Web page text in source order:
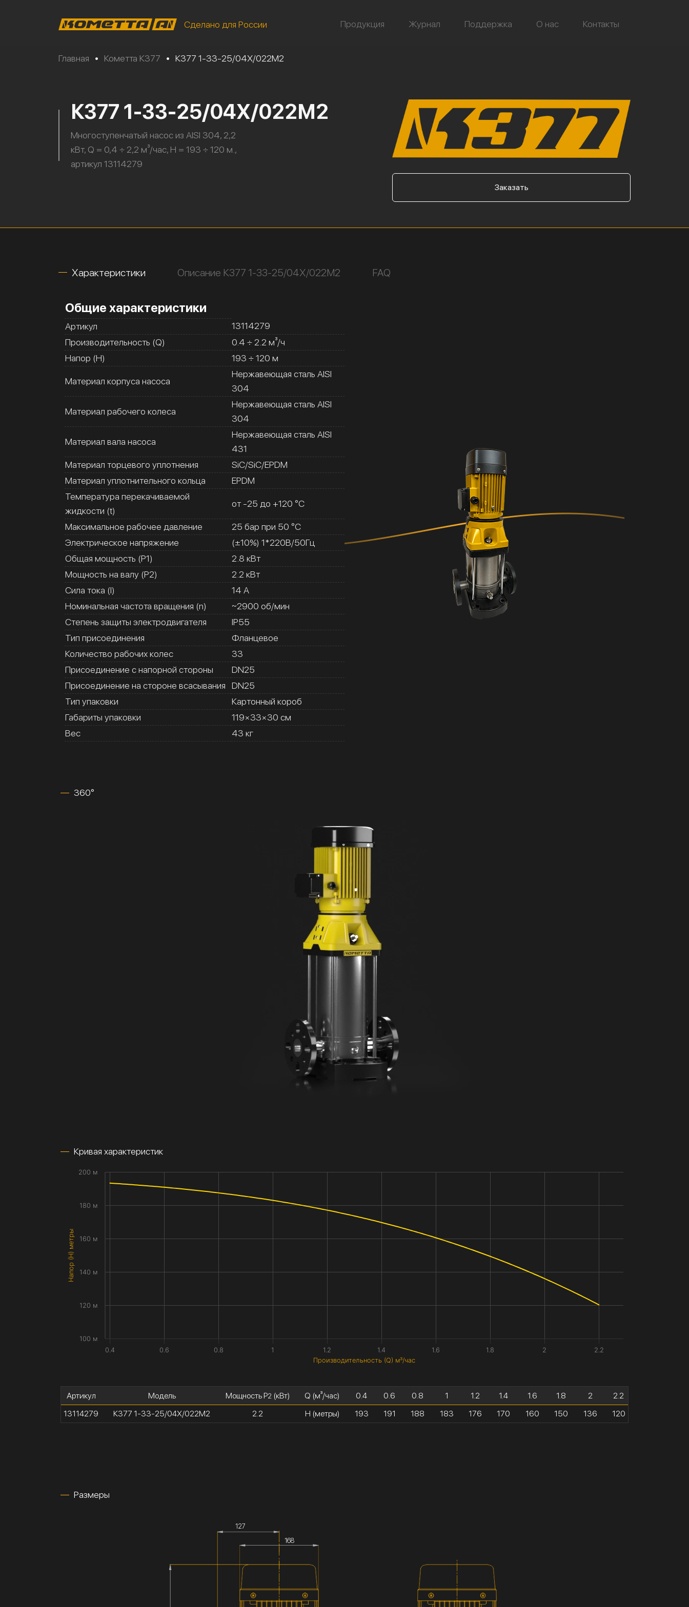
Сделано для России Продукция Журнал Поддержка О нас Контакты
Главная • Кометта К377 • К377 1-33-25/04Х/022М2
К377 1-33-25/04Х/022М2
Многоступенчатый насос из AISI 304, 2,2
кВт, Q = 0,4 ÷ 2,2 м³/час, H = 193 ÷ 120 м.,
артикул 13114279
Заказать
Характеристики Описание К377 1-33-25/04Х/022М2 FAQ
Общие характеристики
Артикул
13114279
Производительность (Q)
0.4 ÷ 2.2 м³/ч
Напор (H)
193 ÷ 120 м
Материал корпуса насоса
Нержавеющая сталь AISI
304
Материал рабочего колеса
Нержавеющая сталь AISI
304
Материал вала насоса
Нержавеющая сталь AISI
431
Материал торцевого уплотнения
SiC/SiC/EPDM
Материал уплотнительного кольца
EPDM
Температура перекачиваемой
жидкости (t)
от -25 до +120 °C
Максимальное рабочее давление
25 бар при 50 °C
Электрическое напряжение
(±10%) 1*220В/50Гц
Общая мощность (Р1)
2.8 кВт
Мощность на валу (Р2)
2.2 кВт
Сила тока (I)
14 A
Номинальная частота вращения (n)
~2900 об/мин
Степень защиты электродвигателя
IP55
Тип присоединения
Фланцевое
Количество рабочих колес
33
Присоединение с напорной стороны
DN25
Присоединение на стороне всасывания
DN25
Тип упаковки
Картонный короб
Габариты упаковки
119×33×30 см
Вес
43 кг
360°
Кривая характеристик
Производительность (Q) м³/час
Напор (H) метры
0.4 0.6 0.8 1 1.2 1.4 1.6 1.8 2 2.2
100 м
120 м
140 м
160 м
180 м
200 м
Артикул
13114279
Модель
К377 1-33-25/04Х/022М2
Мощность P2(кВт)
2.2
Q (м³/час)
H (метры)
0.4
193
0.6
191
0.8
188
1
183
1.2
176
1.4
170
1.6
160
1.8
150
2
136
2.2
120
Размеры
127
168